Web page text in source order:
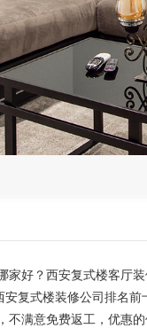
好？西安复式楼客
复式楼装修公司排名
满意免费返工，优惠